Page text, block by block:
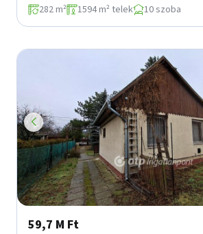
282 m² 1594 m² telek 10 szoba
59,7 M Ft